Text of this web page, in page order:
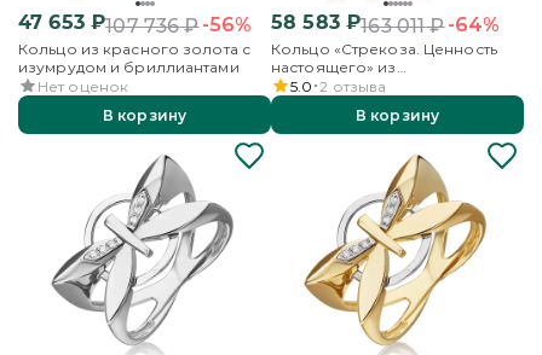
47 653₽107 736₽-56%
Кольцо из красного золота с
изумрудом и бриллиантами
Нет оценок
В корзину
58 583₽163 011₽-64%
Кольцо «Стрекоза. Ценность
настоящего» из
комбинированного золота с
бриллиантами
5.0 2 отзыва
В корзину